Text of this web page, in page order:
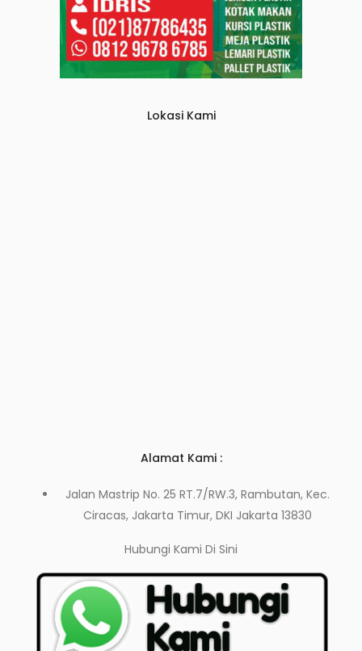
Lokasi Kami
Alamat Kami :
Jalan Mastrip No. 25 RT.7/RW.3, Rambutan, Kec.
Ciracas, Jakarta Timur, DKI Jakarta 13830
Hubungi Kami Di Sini